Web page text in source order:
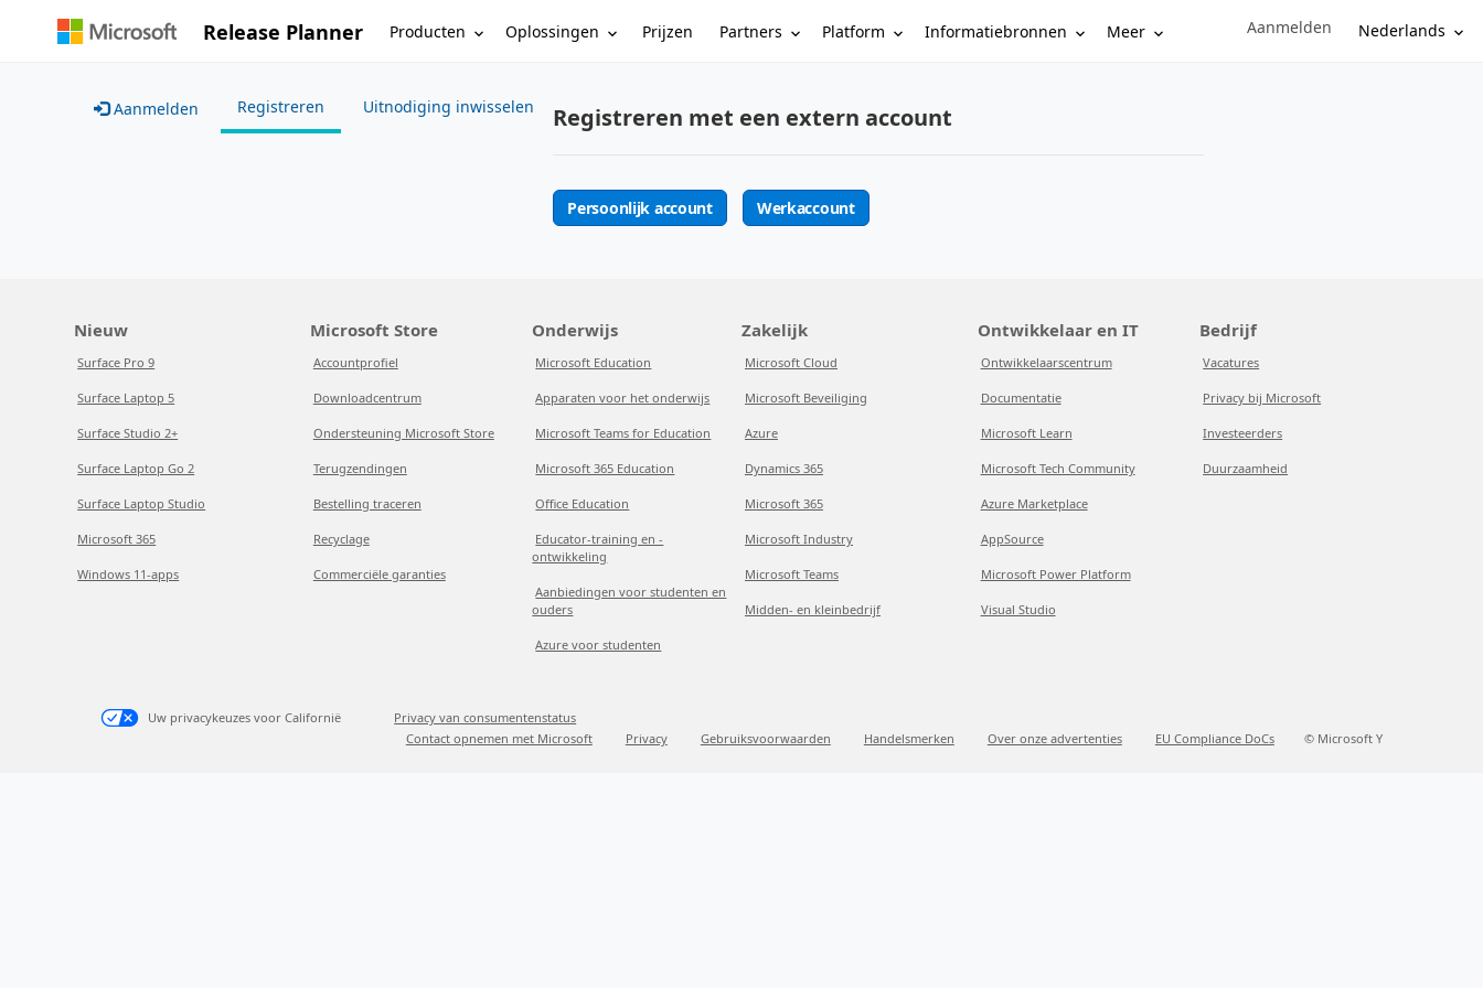
Release Planner Producten Oplossingen Prijzen Partners Platform Informatiebronnen Meer Sign in to your account
Aanmelden Nederlands
Aanmelden Registreren Uitnodiging inwisselen Registreren met een extern account
Persoonlijk account Werkaccount
Nieuw
Surface Pro 9
Surface Laptop 5
Surface Studio 2+
Surface Laptop Go 2
Surface Laptop Studio
Microsoft 365
Windows 11-apps
Microsoft Store
Accountprofiel
Downloadcentrum
Ondersteuning Microsoft Store
Terugzendingen
Bestelling traceren
Recyclage
Commerciële garanties
Onderwijs
Microsoft Education
Apparaten voor het onderwijs
Microsoft Teams for Education
Microsoft 365 Education
Office Education
Educator-training en -
ontwikkeling
Aanbiedingen voor studenten en
ouders
Azure voor studenten
Zakelijk
Microsoft Cloud
Microsoft Beveiliging
Azure
Dynamics 365
Microsoft 365
Microsoft Industry
Microsoft Teams
Midden- en kleinbedrijf
Ontwikkelaar en IT
Ontwikkelaarscentrum
Documentatie
Microsoft Learn
Microsoft Tech Community
Azure Marketplace
AppSource
Microsoft Power Platform
Visual Studio
Bedrijf
Vacatures
Privacy bij Microsoft
Investeerders
Duurzaamheid
Uw privacykeuzes voor Californië
Privacy van consumentenstatus
Contact opnemen met Microsoft
Privacy Gebruiksvoorwaarden Handelsmerken Over onze advertenties EU Compliance DoCs © Microsoft Y